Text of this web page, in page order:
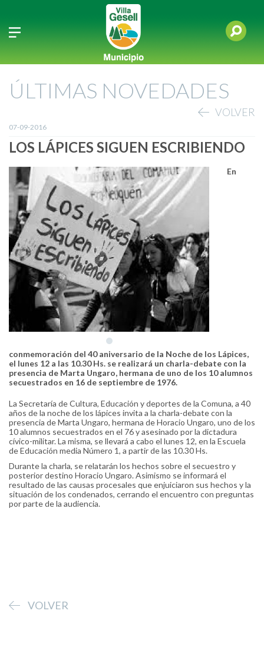
ÚLTIMAS NOVEDADES
VOLVER
07-09-2016
LOS LÁPICES SIGUEN ESCRIBIENDO
En
conmemoración del 40 aniversario de la Noche de los Lápices,
el lunes 12 a las 10.30 Hs. se realizará un charla-debate con la
presencia de Marta Ungaro, hermana de uno de los 10 alumnos
secuestrados en 16 de septiembre de 1976.
La Secretaría de Cultura, Educación y deportes de la Comuna, a 40
años de la noche de los lápices invita a la charla-debate con la
presencia de Marta Ungaro, hermana de Horacio Ungaro, uno de los
10 alumnos secuestrados en el 76 y asesinado por la dictadura
cívico-militar. La misma, se llevará a cabo el lunes 12, en la Escuela
de Educación media Número 1, a partir de las 10.30 Hs.
Durante la charla, se relatarán los hechos sobre el secuestro y
posterior destino Horacio Ungaro. Asimismo se informará el
resultado de las causas procesales que enjuiciaron sus hechos y la
situación de los condenados, cerrando el encuentro con preguntas
por parte de la audiencia.
VOLVER